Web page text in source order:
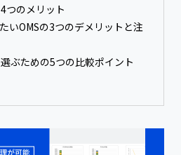
つのメリット
いOMSの3つのデメリットと注
ぶための5つの比較ポイント